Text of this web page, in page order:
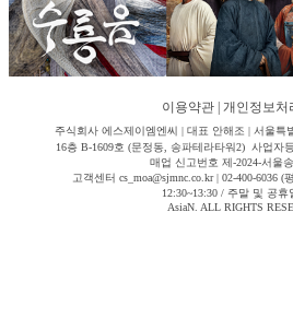
이용약관 개인정보처
주식회사 에스제이엠엔씨 | 대표 안해조 | 서울특
16층 B-1609호 (문정동, 송파테라타워2) 사업자
매업 신고번호 제-2024-서울
고객센터 cs_moa@sjmnc.co.kr | 02-400-6036 (
12:30~13:30 / 주말 및 공휴
AsiaN. ALL RIGHTS